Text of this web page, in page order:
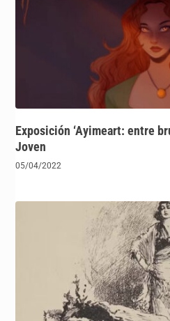
Exposición ‘Ayimeart: entre
Joven
05/04/2022